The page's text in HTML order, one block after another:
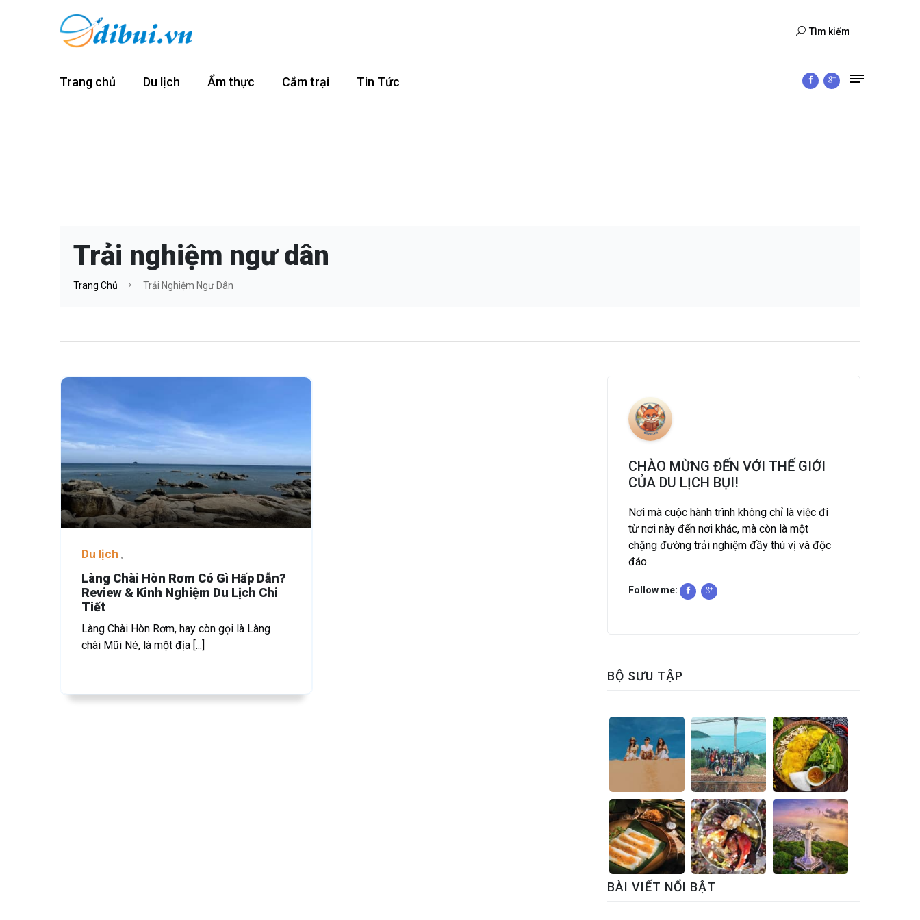
Tìm kiếm
Trang chủ Du lịch Ẩm thực Cắm trại Tin Tức
Trải nghiệm ngư dân
Trang Chủ Trải Nghiệm Ngư Dân
Du lịch
Làng Chài Hòn Rơm Có Gì Hấp Dẫn?
Review & Kinh Nghiệm Du Lịch Chi
Tiết
Làng Chài Hòn Rơm, hay còn gọi là Làng
chài Mũi Né, là một địa [...]
CHÀO MỪNG ĐẾN VỚI THẾ GIỚI
CỦA DU LỊCH BỤI!
Nơi mà cuộc hành trình không chỉ là việc đi
từ nơi này đến nơi khác, mà còn là một
chặng đường trải nghiệm đầy thú vị và độc
đáo
Follow me:
BỘ SƯU TẬP
BÀI VIẾT NỔI BẬT